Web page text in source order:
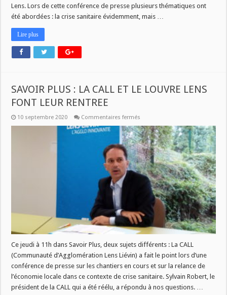
Lens. Lors de cette conférence de presse plusieurs thématiques ont
été abordées : la crise sanitaire évidemment, mais …
Lire plus
SAVOIR PLUS : LA CALL ET LE LOUVRE LENS
FONT LEUR RENTREE
10 septembre 2020 Commentaires fermés
PLUS
:
LA
CALL
ET
LE
LOUVRE
LENS
FONT
LEUR
RENTREE
Ce jeudi à 11h dans Savoir Plus, deux sujets différents : La CALL
(Communauté d’Agglomération Lens Liévin) a fait le point lors d’une
conférence de presse sur les chantiers en cours et sur la relance de
l’économie locale dans ce contexte de crise sanitaire. Sylvain Robert, le
président de la CALL qui a été réélu, a répondu à nos questions. …